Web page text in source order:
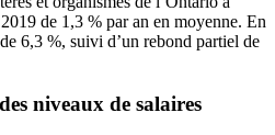
de 1,3 % par an en moyenne. En
6,3 %, suivi d’un rebond partiel de
niveaux de salaires